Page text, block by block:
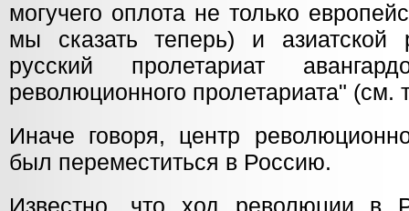
могучего оплота не только
мы сказать теперь) и азиатской
русский пролетариат
революционного пролетариата" (см.
Иначе говоря, центр
был переместиться в Россию.
Известно, что ход революции в